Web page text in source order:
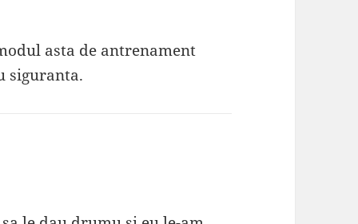
asta de antrenament
siguranta.